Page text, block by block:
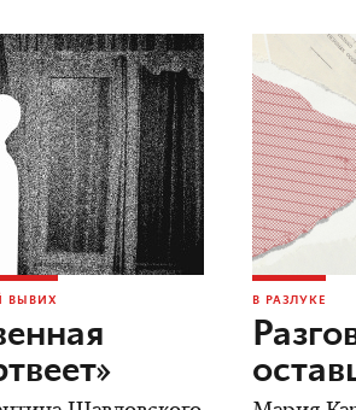
ВЫВИХ В РАЗЛУКЕ